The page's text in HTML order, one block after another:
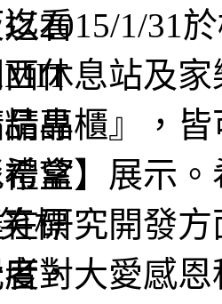
2015/1/31
休息站及
專櫃』，
盒】展示
研究開發
對大愛感